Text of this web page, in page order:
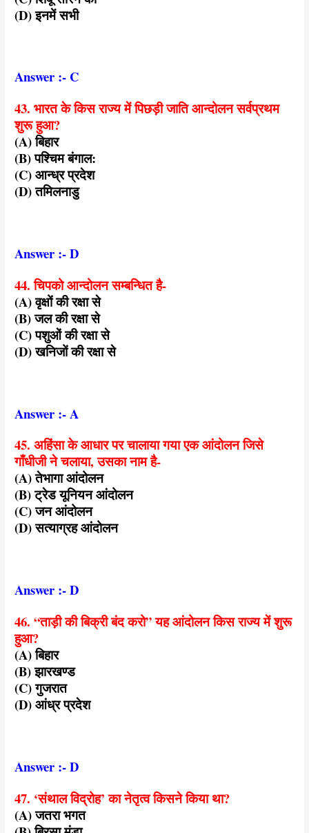
(D) इनमें सभी
Answer :- C
43. भारत के किस राज्य में पिछड़ी जाति आन्दोलन सर्वप्रथम
शुरू हुआ?
(A) बिहार
(B) पश्चिम बंगाल:
(C) आन्ध्र प्रदेश
(D) तमिलनाडु
Answer :- D
44. चिपको आन्दोलन सम्बन्धित है-
(A) वृक्षों की रक्षा से
(B) जल की रक्षा से
(C) पशुओं की रक्षा से
(D) खनिजों की रक्षा से
Answer :- A
45. अहिंसा के आधार पर चालाया गया एक आंदोलन जिसे
गाँधीजी ने चलाया, उसका नाम है-
(A) तेभागा आंदोलन
(B) ट्रेड यूनियन आंदोलन
(C) जन आंदोलन
(D) सत्याग्रह आंदोलन
Answer :- D
46. “ताड़ी की बिक्री बंद करो” यह आंदोलन किस राज्य में शुरू
हुआ?
(A) बिहार
(B) झारखण्ड
(C) गुजरात
(D) आंध्र प्रदेश
Answer :- D
47. ‘संथाल विद्रोह’ का नेतृत्व किसने किया था?
(A) जतरा भगत